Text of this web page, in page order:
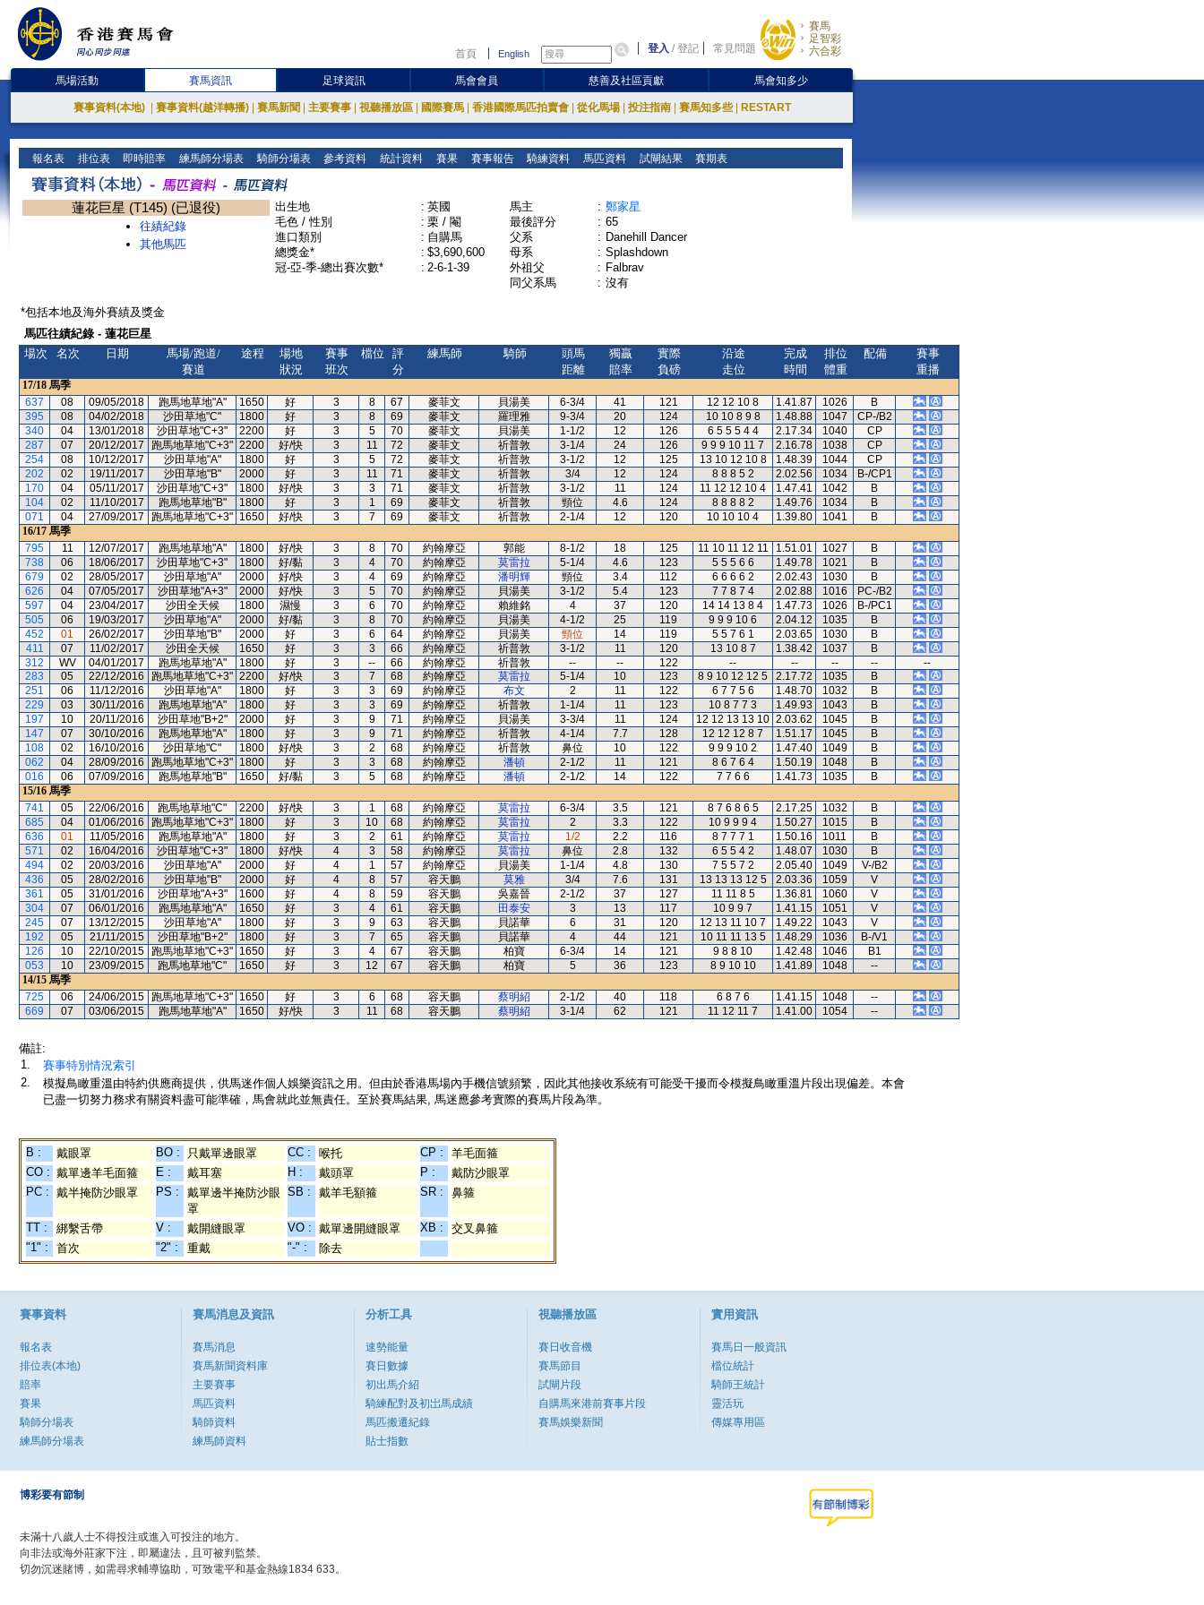
首頁 English 登入 /登記 常見問題
賽馬
足智彩
六合彩
馬場活動 賽馬資訊 足球資訊 馬會會員 慈善及社區貢獻 馬會知多少
賽事資料(本地) 賽事資料(越洋轉播) 賽馬新聞 主要賽事 視聽播放區 國際賽馬 香港國際馬匹拍賣會 從化馬場 投注指南 賽馬知多些 RESTART
報名表 排位表 即時賠率 練馬師分場表 騎師分場表 參考資料 統計資料 賽果 賽事報告 騎練資料 馬匹資料 試閘結果 賽期表
蓮花巨星 (T145) (已退役)
往績紀錄
其他馬匹
出生地 : 英國
毛色 / 性別
: 栗 / 閹
進口類別
: 自購馬
總獎金*
: $3,690,600
冠-亞-季-總出賽次數*
: 2-6-1-39
馬主 : 鄭家星
最後評分
: 65
父系
: Danehill Dancer
母系
: Splashdown
外祖父
: Falbrav
同父系馬
: 沒有
*包括本地及海外賽績及獎金
馬匹往績紀錄 - 蓮花巨星
場次
名次 日期
馬場/跑道/
賽道
途程
場地
狀況
賽事
班次
檔位
評
分
練馬師 騎師
頭馬
距離
獨贏
賠率
實際
負磅
沿途
走位
完成
時間
排位
體重
配備
賽事
重播
17/18 馬季
637
08 09/05/2018 跑馬地草地"A" 1650 好 3 8 67 麥菲文 貝湯美 6-3/4 41 121 12 12 10 8 1.41.87 1026
B
395
08 04/02/2018 沙田草地"C" 1800 好 3 8 69 麥菲文 羅理雅 9-3/4 20 124 10 10 8 9 8 1.48.88 1047
CP-/B2
340
04 13/01/2018 沙田草地"C+3" 2200 好 3 5 70 麥菲文 貝湯美 1-1/2 12 126 6 5 5 5 4 4 2.17.34 1040
CP
287
07 20/12/2017 跑馬地草地"C+3" 2200 好/快 3 11 72 麥菲文 祈普敦 3-1/4 24 126 9 9 9 10 11 7 2.16.78 1038
CP
254
08 10/12/2017 沙田草地"A" 1800 好 3 5 72 麥菲文 祈普敦 3-1/2 12 125 13 10 12 10 8 1.48.39 1044
CP
202
02 19/11/2017 沙田草地"B" 2000 好 3 11 71 麥菲文 祈普敦 3/4 12 124 8 8 8 5 2 2.02.56 1034
B-/CP1
170
04 05/11/2017 沙田草地"C+3" 1800 好/快 3 3 71 麥菲文 祈普敦 3-1/2 11 124 11 12 12 10 4 1.47.41 1042
B
104
02 11/10/2017 跑馬地草地"B" 1800 好 3 1 69 麥菲文 祈普敦 頸位 4.6 124 8 8 8 8 2 1.49.76 1034
B
071
04 27/09/2017 跑馬地草地"C+3" 1650 好/快 3 7 69 麥菲文 祈普敦 2-1/4 12 120 10 10 10 4 1.39.80 1041
B
16/17 馬季
795
11 12/07/2017 跑馬地草地"A" 1800 好/快 3 8 70 約翰摩亞 郭能 8-1/2 18 125 11 10 11 12 11 1.51.01 1027
B
738
06 18/06/2017 沙田草地"C+3" 1800 好/黏 3 4 70 約翰摩亞 莫雷拉 5-1/4 4.6 123 5 5 5 6 6 1.49.78 1021
B
679
02 28/05/2017 沙田草地"A" 2000 好/快 3 4 69 約翰摩亞 潘明輝 頸位 3.4 112 6 6 6 6 2 2.02.43 1030
B
626
04 07/05/2017 沙田草地"A+3" 2000 好/快 3 5 70 約翰摩亞 貝湯美 3-1/2 5.4 123 7 7 8 7 4 2.02.88 1016
PC-/B2
597
04 23/04/2017 沙田全天候 1800 濕慢 3 6 70 約翰摩亞 賴維銘 4 37 120 14 14 13 8 4 1.47.73 1026
B-/PC1
505
06 19/03/2017 沙田草地"A" 2000 好/黏 3 8 70 約翰摩亞 貝湯美 4-1/2 25 119 9 9 9 10 6 2.04.12 1035
B
452
01 26/02/2017 沙田草地"B" 2000 好 3 6 64 約翰摩亞 貝湯美 頸位 14 119 5 5 7 6 1 2.03.65 1030
B
411
07 11/02/2017 沙田全天候 1650 好 3 3 66 約翰摩亞 祈普敦 3-1/2 11 120 13 10 8 7 1.38.42 1037
B
312
WV 04/01/2017 跑馬地草地"A" 1800 好 3 -- 66 約翰摩亞 祈普敦 -- -- 122 -- -- -- --
--
283
05 22/12/2016 跑馬地草地"C+3" 2200 好/快 3 7 68 約翰摩亞 莫雷拉 5-1/4 10 123 8 9 10 12 12 5 2.17.72 1035
B
251
06 11/12/2016 沙田草地"A" 1800 好 3 3 69 約翰摩亞 布文 2 11 122 6 7 7 5 6 1.48.70 1032
B
229
03 30/11/2016 跑馬地草地"A" 1800 好 3 3 69 約翰摩亞 祈普敦 1-1/4 11 123 10 8 7 7 3 1.49.93 1043
B
197
10 20/11/2016 沙田草地"B+2" 2000 好 3 9 71 約翰摩亞 貝湯美 3-3/4 11 124 12 12 13 13 10 2.03.62 1045
B
147
07 30/10/2016 跑馬地草地"A" 1800 好 3 9 71 約翰摩亞 祈普敦 4-1/4 7.7 128 12 12 12 8 7 1.51.17 1045
B
108
02 16/10/2016 沙田草地"C" 1800 好/快 3 2 68 約翰摩亞 祈普敦 鼻位 10 122 9 9 9 10 2 1.47.40 1049
B
062
04 28/09/2016 跑馬地草地"C+3" 1800 好 3 3 68 約翰摩亞 潘頓 2-1/2 11 121 8 6 7 6 4 1.50.19 1048
B
016
06 07/09/2016 跑馬地草地"B" 1650 好/黏 3 5 68 約翰摩亞 潘頓 2-1/2 14 122 7 7 6 6 1.41.73 1035
B
15/16 馬季
741
05 22/06/2016 跑馬地草地"C" 2200 好/快 3 1 68 約翰摩亞 莫雷拉 6-3/4 3.5 121 8 7 6 8 6 5 2.17.25 1032
B
685
04 01/06/2016 跑馬地草地"C+3" 1800 好 3 10 68 約翰摩亞 莫雷拉 2 3.3 122 10 9 9 9 4 1.50.27 1015
B
636
01 11/05/2016 跑馬地草地"A" 1800 好 3 2 61 約翰摩亞 莫雷拉 1/2 2.2 116 8 7 7 7 1 1.50.16 1011
B
571
02 16/04/2016 沙田草地"C+3" 1800 好/快 4 3 58 約翰摩亞 莫雷拉 鼻位 2.8 132 6 5 5 4 2 1.48.07 1030
B
494
02 20/03/2016 沙田草地"A" 2000 好 4 1 57 約翰摩亞 貝湯美 1-1/4 4.8 130 7 5 5 7 2 2.05.40 1049
V-/B2
436
05 28/02/2016 沙田草地"B" 2000 好 4 8 57 容天鵬 莫雅 3/4 7.6 131 13 13 13 12 5 2.03.36 1059
V
361
05 31/01/2016 沙田草地"A+3" 1600 好 4 8 59 容天鵬 吳嘉晉 2-1/2 37 127 11 11 8 5 1.36.81 1060
V
304
07 06/01/2016 跑馬地草地"A" 1650 好 3 4 61 容天鵬 田泰安 3 13 117 10 9 9 7 1.41.15 1051
V
245
07 13/12/2015 沙田草地"A" 1800 好 3 9 63 容天鵬 貝諾華 6 31 120 12 13 11 10 7 1.49.22 1043
V
192
05 21/11/2015 沙田草地"B+2" 1800 好 3 7 65 容天鵬 貝諾華 4 44 121 10 11 11 13 5 1.48.29 1036
B-/V1
126
10 22/10/2015 跑馬地草地"C+3" 1650 好 3 4 67 容天鵬 柏寶 6-3/4 14 121 9 8 8 10 1.42.48 1046
B1
053
10 23/09/2015 跑馬地草地"C" 1650 好 3 12 67 容天鵬 柏寶 5 36 123 8 9 10 10 1.41.89 1048
--
14/15 馬季
725
06 24/06/2015 跑馬地草地"C+3" 1650 好 3 6 68 容天鵬 蔡明紹 2-1/2 40 118 6 8 7 6 1.41.15 1048
--
669
07 03/06/2015 跑馬地草地"A" 1650 好/快 3 11 68 容天鵬 蔡明紹 3-1/4 62 121 11 12 11 7 1.41.00 1054 --
備註:
1.
賽事特別情況索引
2.
模擬鳥瞰重溫由特約供應商提供，供馬迷作個人娛樂資訊之用。但由於香港馬場內手機信號頻繁，因此其他接收系統有可能受干擾而令模擬鳥瞰重溫片段出現偏差。本會
已盡一切努力務求有關資料盡可能準確，馬會就此並無責任。至於賽馬結果, 馬迷應參考實際的賽馬片段為準。
B : 戴眼罩 BO : 只戴單邊眼罩 CC : 喉托 CP :
羊毛面箍
CO : 戴單邊羊毛面箍 E : 戴耳塞 H : 戴頭罩 P :
戴防沙眼罩
PC : 戴半掩防沙眼罩 PS :
戴單邊半掩防沙眼
罩
SB : 戴羊毛額箍 SR : 鼻箍
TT : 綁繫舌帶 V : 戴開縫眼罩 VO : 戴單邊開縫眼罩 XB :
交叉鼻箍
"1" :
首次 "2" : 重戴 "-" : 除去
賽事資料
報名表
排位表(本地)
賠率
賽果
騎師分場表
練馬師分場表
賽馬消息及資訊
賽馬消息
賽馬新聞資料庫
主要賽事
馬匹資料
騎師資料
練馬師資料
分析工具
速勢能量
賽日數據
初出馬介紹
騎練配對及初岀馬成績
馬匹搬遷紀錄
貼士指數
視聽播放區
賽日收音機
賽馬節目
試閘片段
自購馬來港前賽事片段
賽馬娛樂新聞
實用資訊
賽馬日一般資訊
檔位統計
騎師王統計
靈活玩
傳媒專用區
博彩要有節制
未滿十八歲人士不得投注或進入可投注的地方。
向非法或海外莊家下注，即屬違法，且可被判監禁。
切勿沉迷賭博，如需尋求輔導協助，可致電平和基金熱線1834 633。